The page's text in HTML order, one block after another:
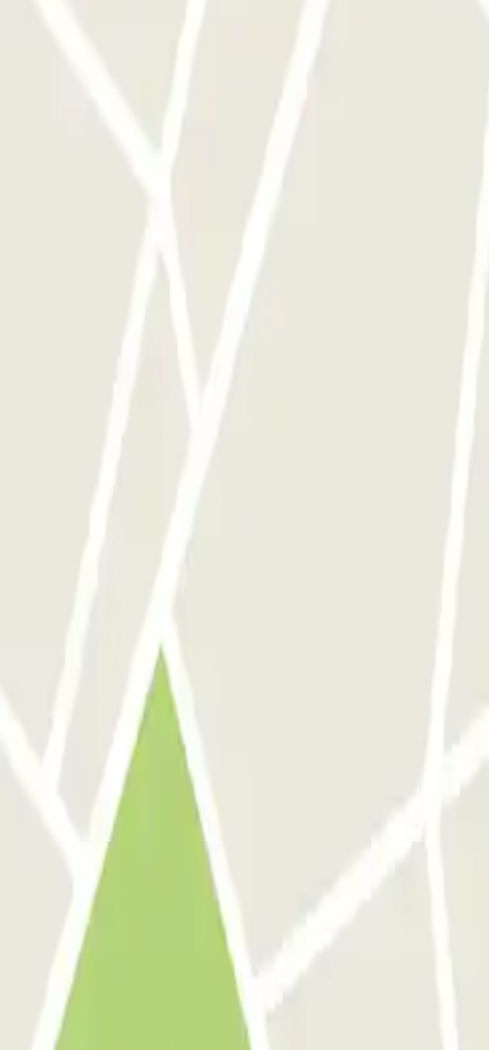
disponibles en Parclick.
Parking en Aeropuerto Madrid Barajas
sorteos y otras muchas sorpresas.